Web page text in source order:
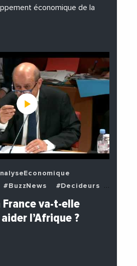
économique de la
#BuzzNews
#Decideurs
#Economie
#Politique
va-t-elle
l’Afrique ?